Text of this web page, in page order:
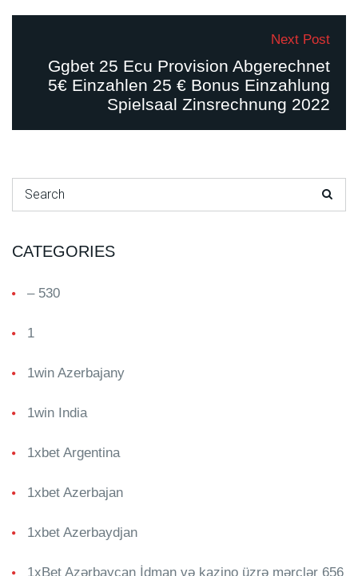
Next Post
Ggbet 25 Ecu Provision Abgerechnet
5€ Einzahlen 25 € Bonus Einzahlung
Spielsaal Zinsrechnung 2022
Search for:
CATEGORIES
– 530
1
1win Azerbajany
1win India
1xbet Argentina
1xbet Azerbajan
1xbet Azerbaydjan
1xBet Azərbaycan İdman və kazino üzrə mərclər 656